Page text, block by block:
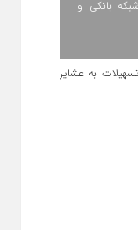
تجهیز شبکه بانکی و